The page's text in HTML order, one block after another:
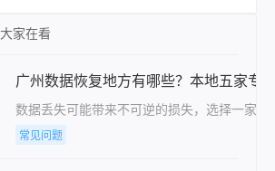
大家在看
广州数据恢复地方有哪些？本地五家专
数据丢失可能带来不可逆的损失，选择一家
常见问题